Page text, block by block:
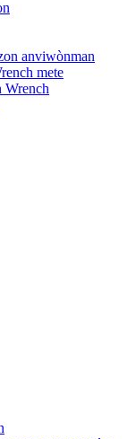
anviwònman
mete